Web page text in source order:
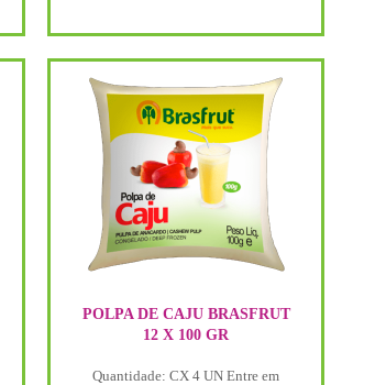
POLPA DE CAJU BRASFRUT
12 X 100 GR
Quantidade: CX 4 UN Entre em